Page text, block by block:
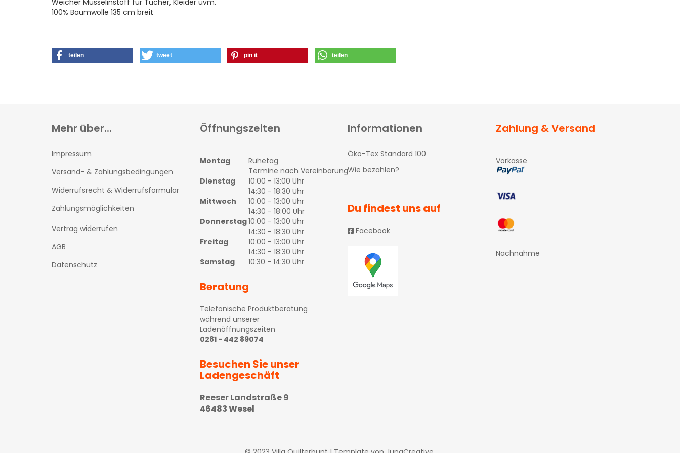
Weicher Musselinstoff für Tücher, Kleider uvm.
100% Baumwolle 135 cm breit
teilen tweet pin it teilen
Mehr über...
Impressum
Versand- & Zahlungsbedingungen
Widerrufsrecht & Widerrufsformular
Zahlungsmöglichkeiten
Vertrag widerrufen
AGB
Datenschutz
Öffnungszeiten
Montag
Ruhetag
Termine nach Vereinbarung
Dienstag
10:00 - 13:00 Uhr
14:30 - 18:30 Uhr
Mittwoch
10:00 - 13:00 Uhr
14:30 - 18:00 Uhr
Donnerstag10:00 - 13:00 Uhr
14:30 - 18:30 Uhr
Freitag
10:00 - 13:00 Uhr
14:30 - 18:30 Uhr
Samstag
10:30 - 14:30 Uhr
Beratung
Telefonische Produktberatung
während unserer
Ladenöffnungszeiten
0281 - 442 89074
Besuchen Sie unser
Ladengeschäft
Reeser Landstraße 9
46483 Wesel
Informationen
Öko-Tex Standard 100
Wie bezahlen?
Du findest uns auf
Facebook
Zahlung & Versand
Vorkasse
Nachnahme